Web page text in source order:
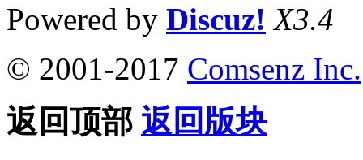
Powered by Discuz! X3.4
© 2001-2017 Comsenz Inc.
返回顶部 返回版块